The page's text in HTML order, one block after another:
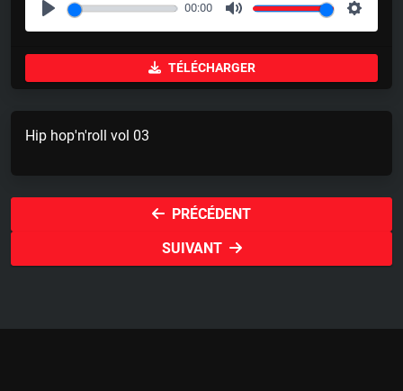
P
l
00:00
M
u
t
S
e
s
TÉLÉCHARGER
Hip hop'n'roll vol 03
PRÉCÉDENT
SUIVANT